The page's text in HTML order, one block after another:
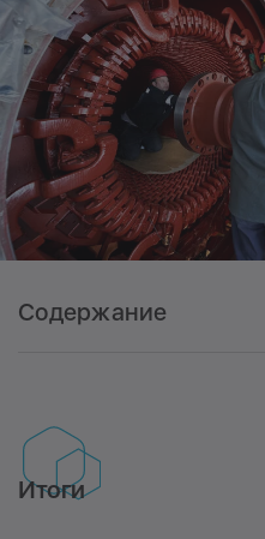
Содержание
2 Красноярский край
Итоги